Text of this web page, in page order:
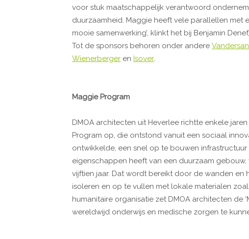
voor stuk maatschappelijk verantwoord
duurzaamheid. Maggie heeft vele parallellen met
mooie samenwerking’, klinkt het bij Benjamin
Tot de sponsors behoren onder andere
Wienerberger en Isover.
Maggie Program
DMOA architecten uit Heverlee richtte enkele
Program op, die ontstond vanuit een sociaal
ontwikkelde, een snel op te bouwen
eigenschappen heeft van een duurzaam
vijftien jaar. Dat wordt bereikt door de wanden
isoleren en op te vullen met lokale materialen
humanitaire organisatie zet DMOA architecten de
wereldwijd onderwijs en medische zorgen te